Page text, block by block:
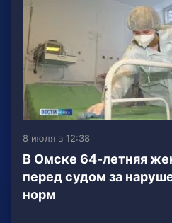
8 июля в 12:38
В Омске 64-летняя
перед судом за
норм